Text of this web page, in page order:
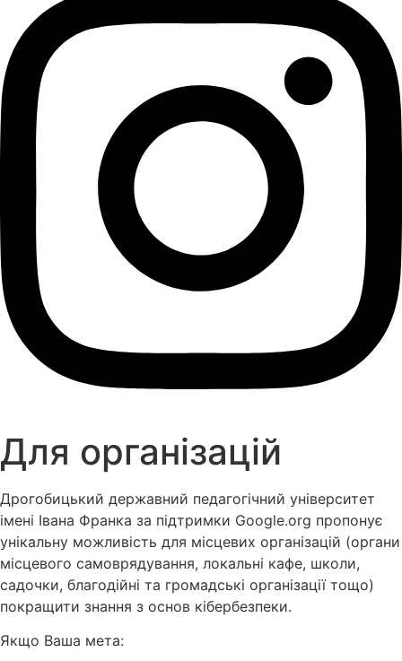
Для організацій
Дрогобицький державний педагогічний університет
імені Івана Франка за підтримки Google.org пропонує
унікальну можливість для місцевих організацій (органи
місцевого самоврядування, локальні кафе, школи,
садочки, благодійні та громадські організації тощо)
покращити знання з основ кібербезпеки.
Якщо Ваша мета: